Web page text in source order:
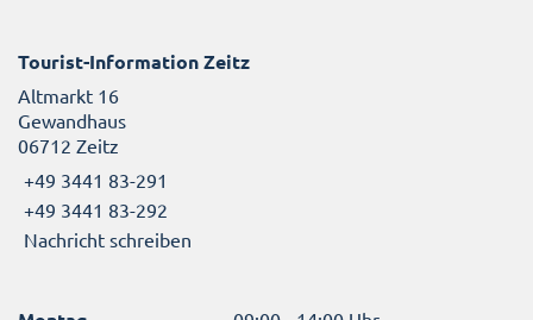
Tourist-Information Zeitz
Altmarkt 16
Gewandhaus
06712 Zeitz
+49 3441 83-291
+49 3441 83-292
Nachricht schreiben